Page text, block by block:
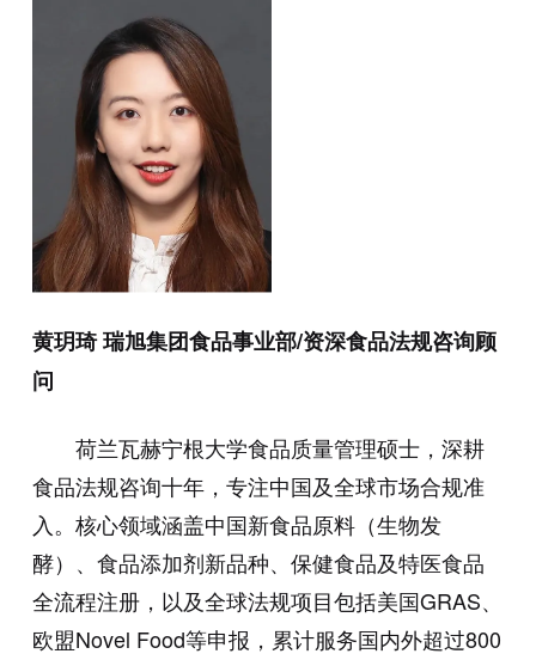
黄玥琦 瑞旭集团食品事业部/资深食品法规咨询顾
问
荷兰瓦赫宁根大学食品质量管理硕士，深耕
食品法规咨询十年，专注中国及全球市场合规准
入。核心领域涵盖中国新食品原料（生物发
酵）、食品添加剂新品种、保健食品及特医食品
全流程注册，以及全球法规项目包括美国GRAS、
欧盟Novel Food等申报，累计服务国内外超过800